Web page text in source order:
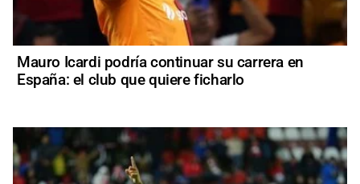
Mauro Icardi podría continuar su carrera en
España: el club que quiere ficharlo